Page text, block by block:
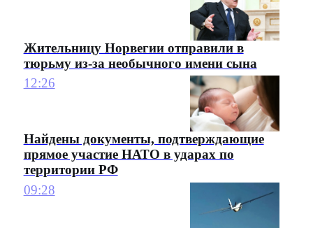
Жительницу Норвегии отправили в
тюрьму из-за необычного имени сына
12:26
Найдены документы, подтверждающие
прямое участие НАТО в ударах по
территории РФ
09:28